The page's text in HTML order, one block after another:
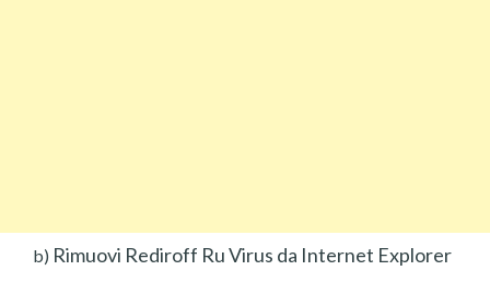
b) Rimuovi Rediroff Ru Virus da Internet Explorer